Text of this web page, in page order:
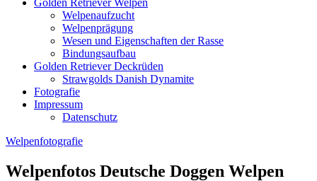
Welpenaufzucht
Welpenprägung
Wesen und Eigenschaften der Rasse
Bindungsaufbau
Golden Retriever Deckrüden
Strawgolds Danish Dynamite
Fotografie
Impressum
Datenschutz
Welpenfotografie
Welpenfotos Deutsche Doggen Welpen